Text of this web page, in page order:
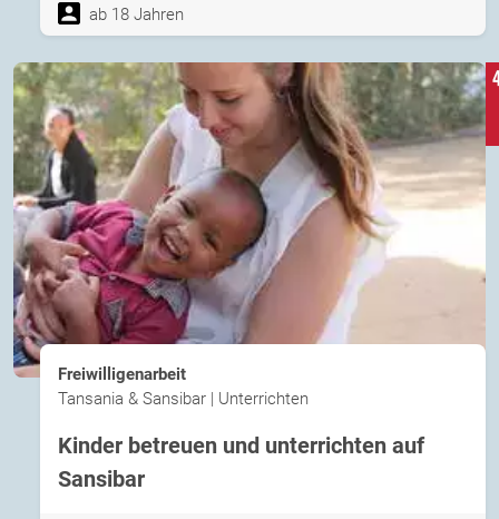
ab 18 Jahren
Freiwilligenarbeit
Tansania & Sansibar | Unterrichten
Kinder betreuen und unterrichten auf
Sansibar